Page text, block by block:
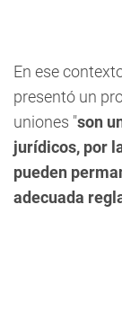
En ese
presentó un
uniones "son
jurídicos, por
pueden
adecuada